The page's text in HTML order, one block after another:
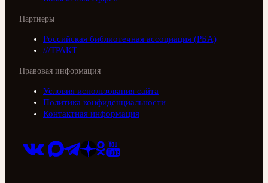
Партнеры
Российская библиотечная ассоциация (РБА)
///ТРАКТ
Правовая информация
Условия использования сайта
Политика конфиденциальности
Контактная информация